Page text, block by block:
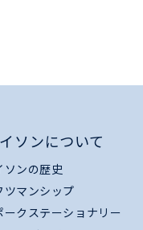
ソンについて
ソンの歴史
ツマンシップ
ークステーショナリー